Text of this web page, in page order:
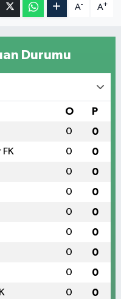
A- A+
Durumu
O P
0 0
0 0
0 0
0 0
0 0
0 0
0 0
0 0
0 0